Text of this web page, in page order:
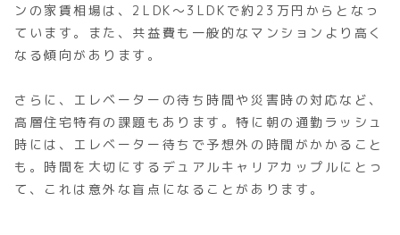
ンの家賃相場は、2LDK～3LDKで約23万円からとなっ
ています。また、共益費も一般的なマンションより高く
なる傾向があります。
さらに、エレベーターの待ち時間や災害時の対応など、
高層住宅特有の課題もあります。特に朝の通勤ラッシュ
時には、エレベーター待ちで予想外の時間がかかること
も。時間を大切にするデュアルキャリアカップルにとっ
て、これは意外な盲点になることがあります。